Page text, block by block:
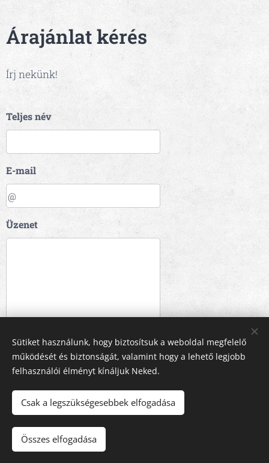
Árajánlat kérés
Írj nekünk!
Teljes név
E-mail
Üzenet
KÜLDÉS
A képeket biztosította:
Sütiket használunk, hogy biztosítsuk a weboldal megfelelő
működését és biztonságát, valamint hogy a lehető legjobb
felhasználói élményt kínáljuk Neked.
Csak a legszükségesebbek elfogadása
Összes elfogadása